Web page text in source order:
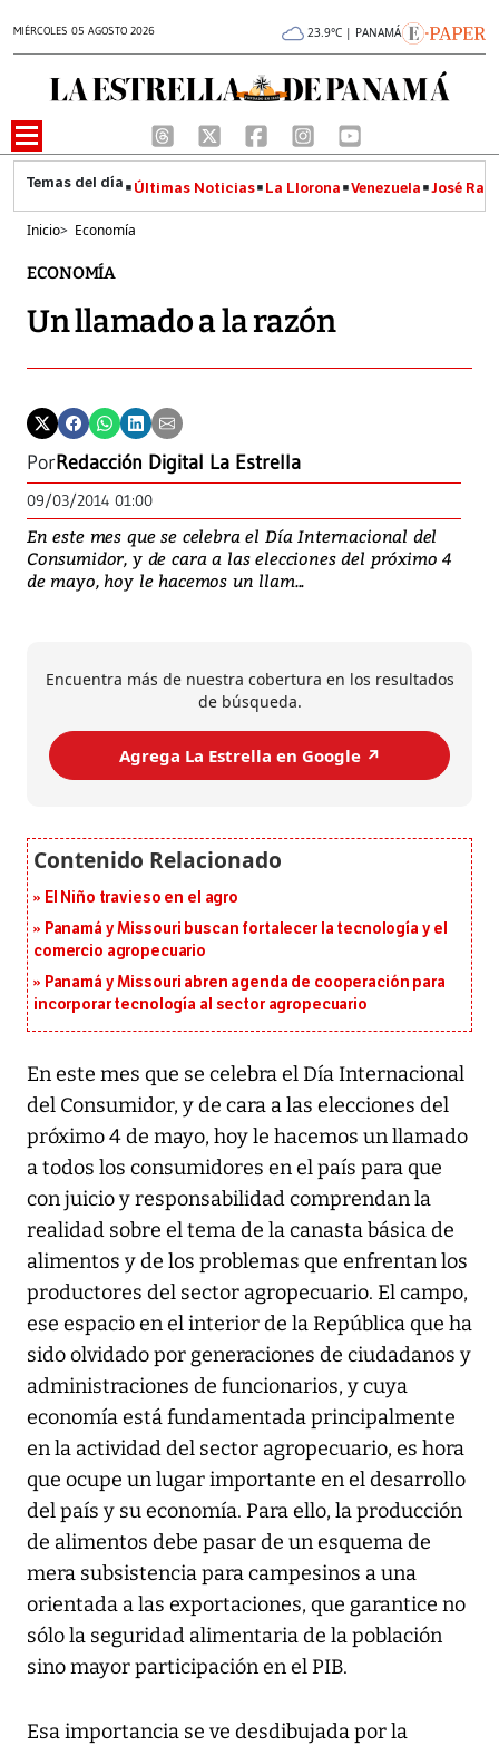
MIÉRCOLES 05 AGOSTO 2026 23.9°C | PANAMÁ
Últimas Noticias La Llorona Venezuela José
Inicio> Economía
ECONOMÍA
Un llamado a la razón
PorRedacción Digital La Estrella
09/03/2014 01:00
En este mes que se celebra el Día Internacional del
Consumidor, y de cara a las elecciones del próximo 4
de mayo, hoy le hacemos un llam...
Encuentra más de nuestra cobertura en los resultados
de búsqueda.
Agrega La Estrella en Google ↗️
El Niño travieso en el agro
Panamá y Missouri buscan fortalecer la tecnología y el
comercio agropecuario
Panamá y Missouri abren agenda de cooperación para
incorporar tecnología al sector agropecuario
En este mes que se celebra el Día Internacional
del Consumidor, y de cara a las elecciones del
próximo 4 de mayo, hoy le hacemos un llamado
a todos los consumidores en el país para que
con juicio y responsabilidad comprendan la
realidad sobre el tema de la canasta básica de
alimentos y de los problemas que enfrentan los
productores del sector agropecuario. El campo,
ese espacio en el interior de la República que ha
sido olvidado por generaciones de ciudadanos y
administraciones de funcionarios, y cuya
economía está fundamentada principalmente
en la actividad del sector agropecuario, es hora
que ocupe un lugar importante en el desarrollo
del país y su economía. Para ello, la producción
de alimentos debe pasar de un esquema de
mera subsistencia para campesinos a una
orientada a las exportaciones, que garantice no
sólo la seguridad alimentaria de la población
sino mayor participación en el PIB.
Esa importancia se ve desdibujada por la